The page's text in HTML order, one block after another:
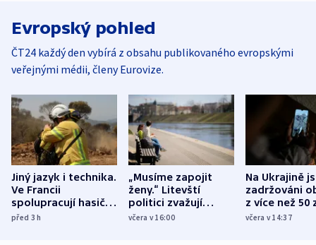
Evropský pohled
ČT24 každý den vybírá z obsahu publikovaného evropskými
veřejnými médii, členy Eurovize.
Jiný jazyk i technika.
Ve Francii
spolupracují hasiči z
různých zemí
před 3h
„Musíme zapojit
ženy.“ Litevští
politici zvažují
dohodu o
včera v 16:00
Na Ukrajině
zadržováni
z více než 50
Bojovali na
včera v 14:37